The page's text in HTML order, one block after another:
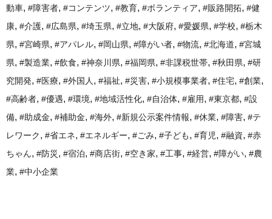
動車, #障害者, #コンテンツ, #教育, #ボランティア, #販路開拓, #健
康, #介護, #広島県, #埼玉県, #立地, #大阪府, #愛媛県, #学校, #栃木
県, #宮崎県, #アパレル, #岡山県, #障がい者, #物流, #北海道, #宮城
県, #製造業, #飲食, #神奈川県, #福岡県, #非課税世帯, #秋田県, #研
究開発, #医療, #外国人, #福祉, #災害, #小規模事業者, #住宅, #創業,
#高齢者, #優遇, #環境, #地域活性化, #自治体, #雇用, #東京都, #設
備, #助成金, #補助金, #海外, #新規公示案件情報, #休業, #障害, #テ
レワーク, #省エネ, #エネルギー, #ごみ, #子ども, #育児, #融資, #赤
ちゃん, #防災, #宿泊, #商店街, #空き家, #工事, #経営, #障がい, #農
業, #中小企業